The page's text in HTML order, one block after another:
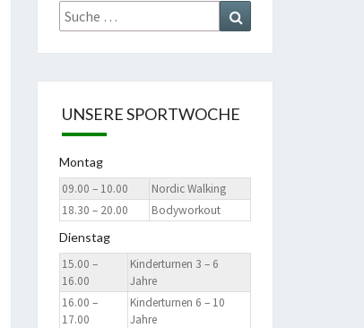
Suche
nach:
UNSERE SPORTWOCHE
Montag
09.00 – 10.00
Nordic Walking
18.30 – 20.00
Bodyworkout
Dienstag
15.00 –
16.00
Kinderturnen 3 – 6
Jahre
16.00 –
17.00
Kinderturnen 6 – 10
Jahre